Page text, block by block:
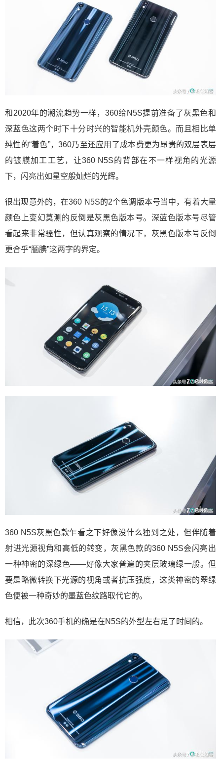
和2020年的潮流趋势一样，360给N5S提前准备了灰黑色和
深蓝色这两个时下十分时兴的智能机外壳颜色。而且相比单
纯性的“着色”，360乃至还应用了成本费更为昂贵的双层表层
的镀膜加工工艺，让360 N5S的背部在不一样视角的光源
下，闪亮出如星空般灿烂的光辉。
很出现意外的，在360 N5S的2个色调版本号当中，有着大量
颜色上变幻莫测的反倒是灰黑色版本号。深蓝色版本号尽管
看起来非常骚性，但认真观察的情况下，灰黑色版本号反倒
更合乎“腼腆”这两字的界定。
360 N5S灰黑色款乍看之下好像没什么独到之处，但伴随着
射进光源视角和高低的转变，灰黑色款的360 N5S会闪亮出
一种神密的深绿色——好像大家普遍的夹层玻璃绿一般。但
要是略微转换下光源的视角或者抗压强度，这类神密的翠绿
色便被一种奇妙的墨蓝色纹路取代它的。
相信，此次360手机的确是在N5S的外型左右足了时间的。